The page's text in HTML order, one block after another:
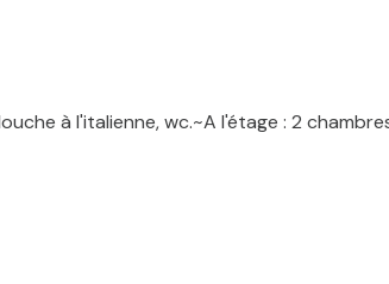
à l'italienne, wc.~A l'étage : 2